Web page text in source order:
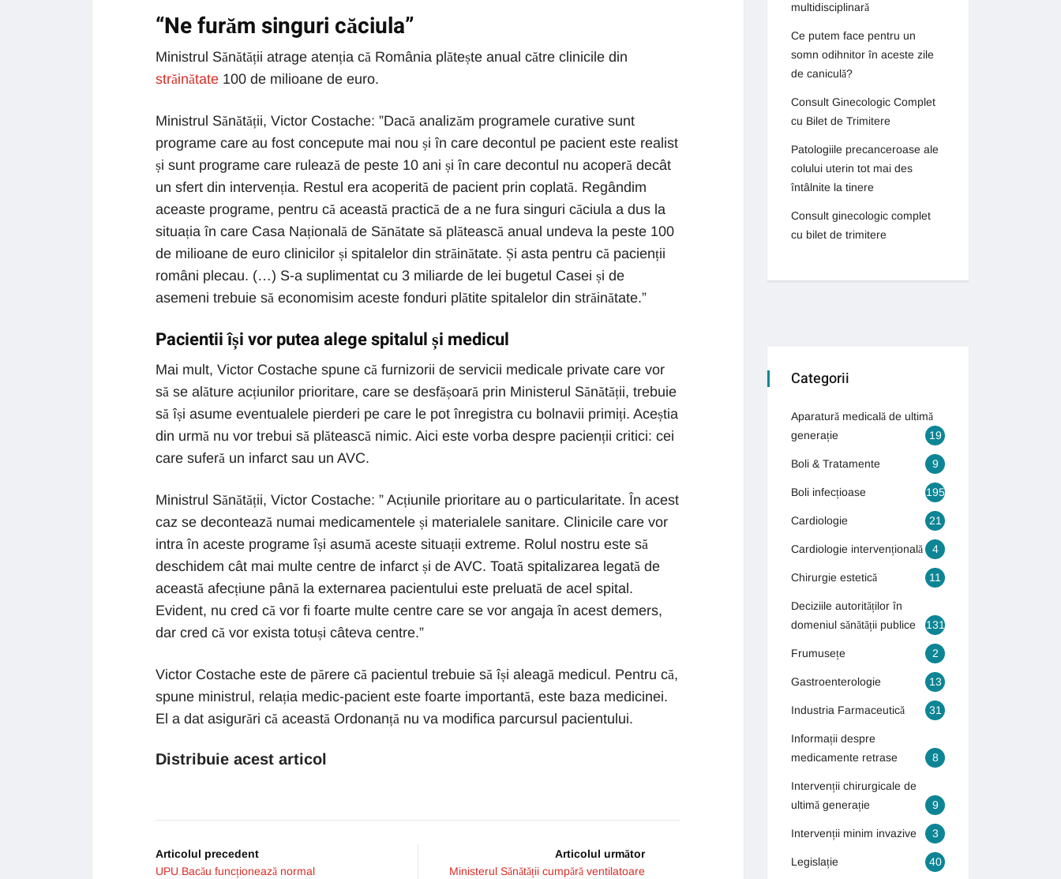
“Ne furăm singuri căciula”
Ministrul Sănătății atrage atenția că România plătește anual către clinicile din
străinătate 100 de milioane de euro.
Ministrul Sănătății, Victor Costache: ”Dacă analizăm programele curative sunt
programe care au fost concepute mai nou și în care decontul pe pacient este realist
și sunt programe care rulează de peste 10 ani și în care decontul nu acoperă decât
un sfert din intervenția. Restul era acoperită de pacient prin coplată. Regândim
aceaste programe, pentru că această practică de a ne fura singuri căciula a dus la
situația în care Casa Națională de Sănătate să plătească anual undeva la peste 100
de milioane de euro clinicilor și spitalelor din străinătate. Și asta pentru că pacienții
români plecau. (…) S-a suplimentat cu 3 miliarde de lei bugetul Casei și de
asemeni trebuie să economisim aceste fonduri plătite spitalelor din străinătate.”
Pacientii își vor putea alege spitalul și medicul
Mai mult, Victor Costache spune că furnizorii de servicii medicale private care vor
să se alăture acțiunilor prioritare, care se desfășoară prin Ministerul Sănătății, trebuie
să își asume eventualele pierderi pe care le pot înregistra cu bolnavii primiți. Aceștia
din urmă nu vor trebui să plătească nimic. Aici este vorba despre pacienții critici: cei
care suferă un infarct sau un AVC.
Ministrul Sănătății, Victor Costache: ” Acțiunile prioritare au o particularitate. În acest
caz se decontează numai medicamentele și materialele sanitare. Clinicile care vor
intra în aceste programe își asumă aceste situații extreme. Rolul nostru este să
deschidem cât mai multe centre de infarct și de AVC. Toată spitalizarea legată de
această afecțiune până la externarea pacientului este preluată de acel spital.
Evident, nu cred că vor fi foarte multe centre care se vor angaja în acest demers,
dar cred că vor exista totuși câteva centre.”
Victor Costache este de părere că pacientul trebuie să își aleagă medicul. Pentru că,
spune ministrul, relația medic-pacient este foarte importantă, este baza medicinei.
El a dat asigurări că această Ordonanță nu va modifica parcursul pacientului.
Distribuie acest articol
Articolul precedent
UPU Bacău funcționează normal
Articolul următor
Ministerul Sănătății cumpără ventilatoare
multidisciplinară
Ce putem face pentru un
somn odihnitor în aceste zile
de caniculă?
Consult Ginecologic Complet
cu Bilet de Trimitere
Patologiile precanceroase ale
colului uterin tot mai des
întâlnite la tinere
Consult ginecologic complet
cu bilet de trimitere
Categorii
Aparatură medicală de ultimă
generație
19
Boli & Tratamente 9
Boli infecțioase 195
Cardiologie 21
Cardiologie intervențională 4
Chirurgie estetică 11
Deciziile autorităților în
domeniul sănătății publice
131
Frumusețe 2
Gastroenterologie 13
Industria Farmaceutică 31
Informații despre
medicamente retrase
8
Intervenții chirurgicale de
ultimă generație
9
Intervenții minim invazive 3
Legislație 40